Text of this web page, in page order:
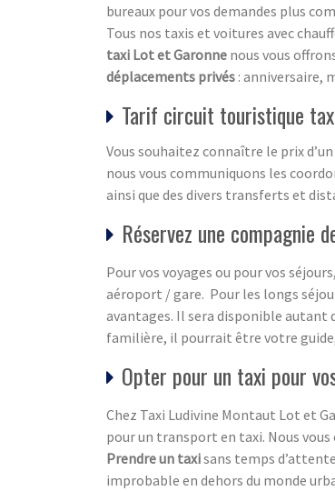
bureaux pour vos demandes plus
Tous nos taxis et voitures avec
taxi Lot et Garonne nous vous
déplacements privés : anniversaire,
Tarif circuit touristique
Vous souhaitez connaître le prix
nous vous communiquons les
ainsi que des divers transferts et
Réservez une compagnie
Pour vos voyages ou pour vos
aéroport / gare. Pour les longs
avantages. Il sera disponible autant
familière, il pourrait être votre
Opter pour un taxi pour
Chez Taxi Ludivine Montaut Lot et
pour un transport en taxi. Nous vous
Prendre un taxisans temps
improbable en dehors du monde